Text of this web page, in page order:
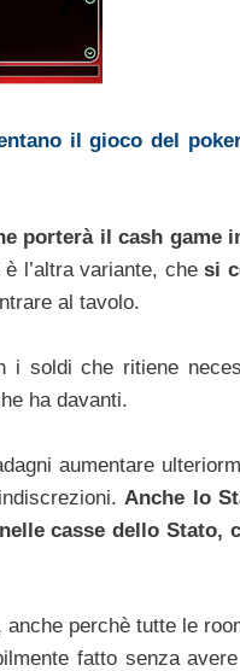
il gioco del
porterà il cash game
l’altra variante, chesi
al tavolo.
i soldi che ritiene
ha davanti.
aumentare
Anche lo
casse dello Stato,
anche perchè tutte le
fatto senza